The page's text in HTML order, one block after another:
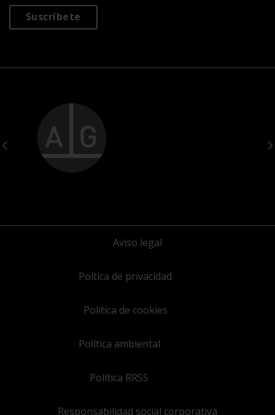
Suscríbete
Aviso legal
Poítica de privacidad
Política de cookies
Política ambiental
Política RRSS
Responsabilidad social corporativa